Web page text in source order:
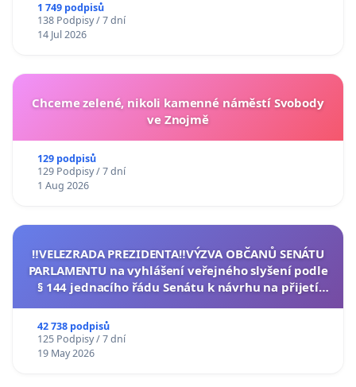
1 749 podpisů
138 Podpisy / 7 dní
14 Jul 2026
Chceme zelené, nikoli kamenné náměstí Svobody
ve Znojmě
129 podpisů
129 Podpisy / 7 dní
1 Aug 2026
‼️VELEZRADA PREZIDENTA‼️VÝZVA OBČANŮ SENÁTU
PARLAMENTU na vyhlášení veřejného slyšení podle
§ 144 jednacího řádu Senátu k návrhu na přijetí
42 738 podpisů
125 Podpisy / 7 dní
19 May 2026